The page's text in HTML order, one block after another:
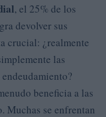
, el 25% de los
devolver sus
crucial: ¿realmente
las
beneficia a las
Muchas se enfrentan